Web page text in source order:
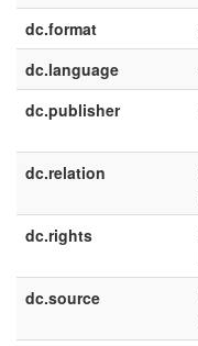
dc.format
dc.language
dc.publisher
dc.relation
dc.rights
dc.source